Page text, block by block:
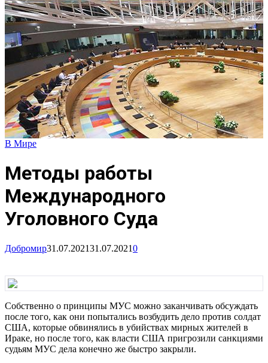
В Мире
Методы работы
Международного
Уголовного Суда
Добромир31.07.202131.07.20210
Собственно о принципы МУС можно заканчивать обсуждать
после того, как они попытались возбудить дело против солдат
США, которые обвинялись в убийствах мирных жителей в
Ираке, но после того, как власти США пригрозили санкциями
судьям МУС дела конечно же быстро закрыли.